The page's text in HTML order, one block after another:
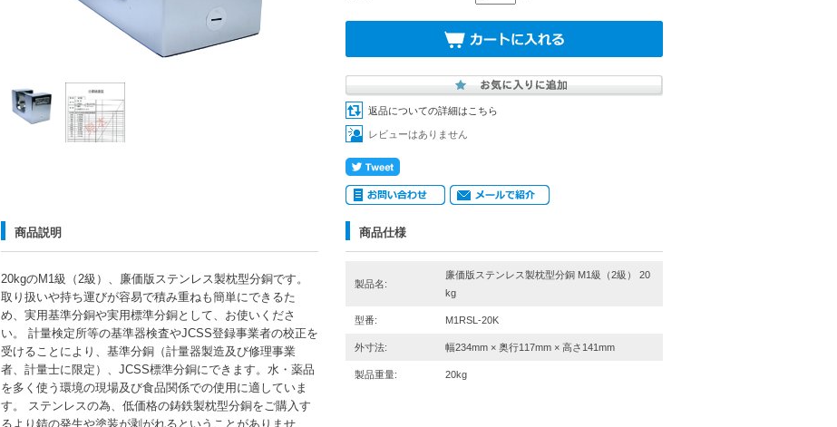
返品についての詳細はこちら
レビューはありません
商品説明
20kgのM1級（2級）、廉価版ステンレス製枕型分銅です。
取り扱いや持ち運びが容易で積み重ねも簡単にできるた
め、実用基準分銅や実用標準分銅として、お使いくださ
い。 計量検定所等の基準器検査やJCSS登録事業者の校正を
受けることにより、基準分銅（計量器製造及び修理事業
者、計量士に限定）、JCSS標準分銅にできます。水・薬品
を多く使う環境の現場及び食品関係での使用に適していま
す。 ステンレスの為、低価格の鋳鉄製枕型分銅をご購入す
るより錆の発生や塗装が剥がれるということがありませ
商品仕様
製品名:
廉価版ステンレス製枕型分銅 M1級（2級） 20
kg
型番: M1RSL-20K
外寸法: 幅234mm × 奥行117mm × 高さ141mm
製品重量: 20kg